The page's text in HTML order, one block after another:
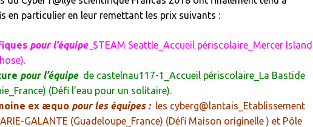
en particulier en leur remettant les prix suivants :
pour l’équipe STEAM Seattle_Accueil périscolaire_Mercer Island
pour l’équipe de castelnau117-1_Accueil périscolaire_La Bastide
(Défi l’eau pour un solitaire).
ex æquopour les équipes : les cyberg@lantais_Etablissement
GALANTE (Guadeloupe_France) (Défi Maison originelle ) et Pôle